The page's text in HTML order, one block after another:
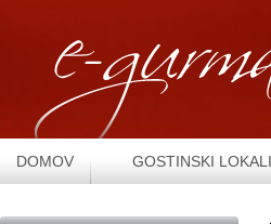
DOMOV GOSTINSKI LOKALI